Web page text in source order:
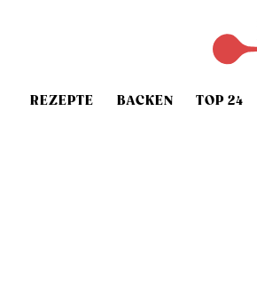
REZEPTE BACKEN TOP 24